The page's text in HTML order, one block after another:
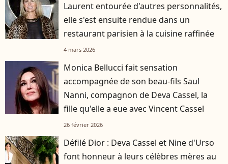
Laurent entourée d'autres personnalités,
elle s'est ensuite rendue dans un
restaurant parisien à la cuisine raffinée
4 mars 2026
Monica Bellucci fait sensation
accompagnée de son beau-fils Saul
Nanni, compagnon de Deva Cassel, la
fille qu'elle a eue avec Vincent Cassel
26 février 2026
Défilé Dior : Deva Cassel et Nine d'Urso
font honneur à leurs célèbres mères au